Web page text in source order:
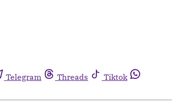
Telegram Threads
Tiktok